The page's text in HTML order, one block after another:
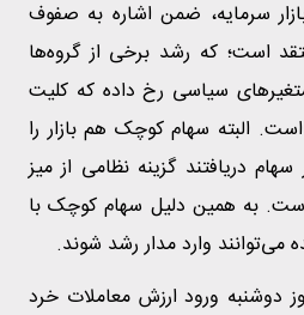
سرمایه، ضمن اشاره به صفوف
است؛ که رشد برخی از گروه‌ها
سیاسی رخ داده که کلیت
است. البته سهام کوچک هم بازار را
دریافتند گزینه نظامی از میز
به همین دلیل سهام کوچک با
می‌توانند وارد مدار رشد شوند.
دوشنبه ورود ارزش معاملات خرد